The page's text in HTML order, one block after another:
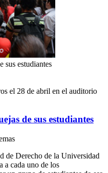
sus estudiantes
el 28 de abril en el auditorio
de sus estudiantes
de Derecho de la Universidad
a cada uno de los